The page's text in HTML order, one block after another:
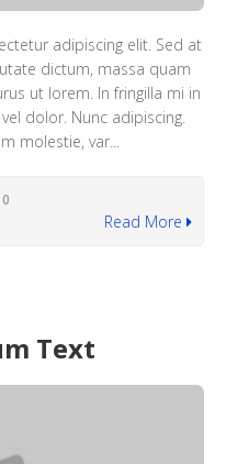
adipiscing elit. Sed at
dictum, massa quam
ut lorem. In fringilla mi in
dolor. Nunc adipiscing.
molestie, var...
Read More
Text